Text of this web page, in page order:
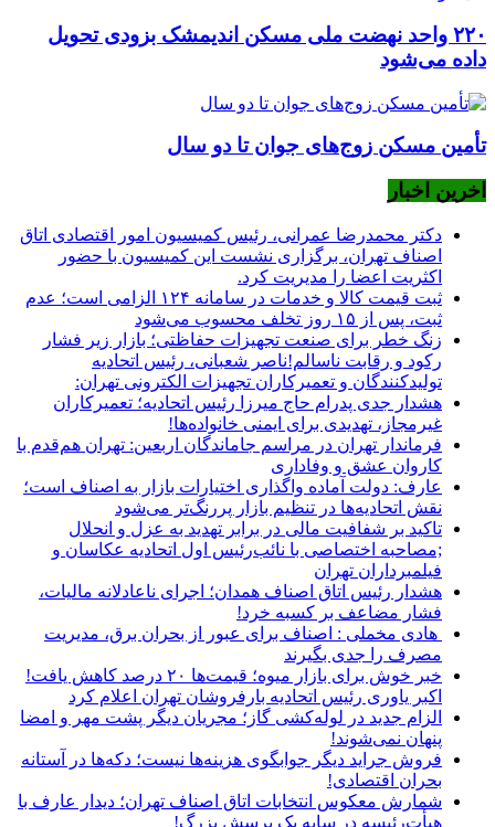
۲۲۰ واحد نهضت ملی مسکن اندیمشک بزودی تحویل
داده می‌شود
تأمین مسکن زوج‌های جوان تا دو سال
اخرین اخبار
دکتر محمدرضا عمرانی، رئیس کمیسیون امور اقتصادی اتاق
اصناف تهران، برگزاری نشست این کمیسیون با حضور
اکثریت اعضا را مدیریت کرد.
ثبت قیمت کالا و خدمات در سامانه ۱۲۴ الزامی است؛ عدم
ثبت، پس از ۱۵ روز تخلف محسوب می‌شود
زنگ خطر برای صنعت تجهیزات حفاظتی؛ بازار زیر فشار
رکود و رقابت ناسالم!ناصر شعبانی، رئیس اتحادیه
تولیدکنندگان و تعمیرکاران تجهیزات الکترونی تهران:
هشدار جدی پدرام حاج میرزا رئیس اتحادیه؛ تعمیرکاران
غیرمجاز، تهدیدی برای ایمنی خانواده‌ها!
فرماندار تهران در مراسم جاماندگان اربعین: تهران هم‌قدم با
کاروان عشق و وفاداری
عارف: دولت آماده واگذاری اختیارات بازار به اصناف است؛
نقش اتحادیه‌ها در تنظیم بازار پررنگ‌تر می‌شود
تاکید بر شفافیت مالی در برابر تهدید به عزل و انحلال
;مصاحبه اختصاصی با نائب‌رئیس اول اتحادیه عکاسان و
فیلمبرداران تهران
هشدار رئیس اتاق اصناف همدان؛ اجرای ناعادلانه مالیات،
فشار مضاعف بر کسبه خرد!
هادی مخملی : اصناف برای عبور از بحران برق، مدیریت
مصرف را جدی بگیرند
خبر خوش برای بازار میوه؛ قیمت‌ها ۲۰ درصد کاهش یافت!
اکبر یاوری رئیس اتحادیه بارفروشان تهران اعلام کرد
الزام جدید در لوله‌کشی گاز؛ مجریان دیگر پشت مهر و امضا
پنهان نمی‌شوند!
فروش جراید دیگر جوابگوی هزینه‌ها نیست؛ دکه‌ها در آستانه
بحران اقتصادی!
شمارش معکوس انتخابات اتاق اصناف تهران؛ دیدار عارف با
هیأت‌رئیسه در سایه یک پرسش بزرگ!